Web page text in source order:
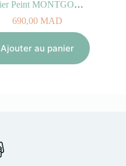
Papier Peint MONTGOLFIERES
690,00MAD
Ajouter au panier